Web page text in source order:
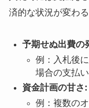
済的な状況が変わる
予期せぬ出費の
例：入札後
場合の支払
資金計画の甘さ:
例：複数の